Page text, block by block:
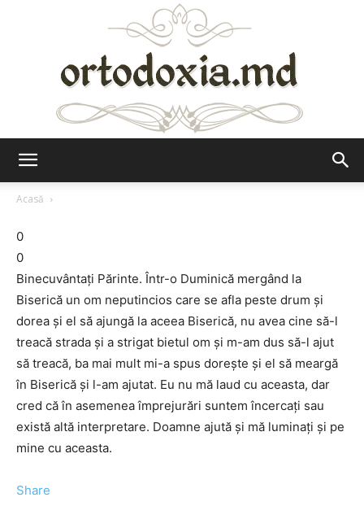
Acasă
0
0
Binecuvântaţi Părinte. Într-o Duminică mergând la
Biserică un om neputincios care se afla peste drum şi
dorea şi el să ajungă la aceea Biserică, nu avea cine să-l
treacă strada şi a strigat bietul om şi m-am dus să-l ajut
să treacă, ba mai mult mi-a spus doreşte şi el să meargă
în Biserică şi l-am ajutat. Eu nu mă laud cu aceasta, dar
cred că în asemenea împrejurări suntem încercaţi sau
există altă interpretare. Doamne ajută şi mă luminaţi şi pe
mine cu aceasta.
Share